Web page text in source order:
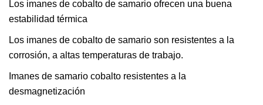
Los imanes de cobalto de samario ofrecen una buena
estabilidad térmica
Los imanes de cobalto de samario son resistentes a la
corrosión, a altas temperaturas de trabajo.
Imanes de samario cobalto resistentes a la
desmagnetización